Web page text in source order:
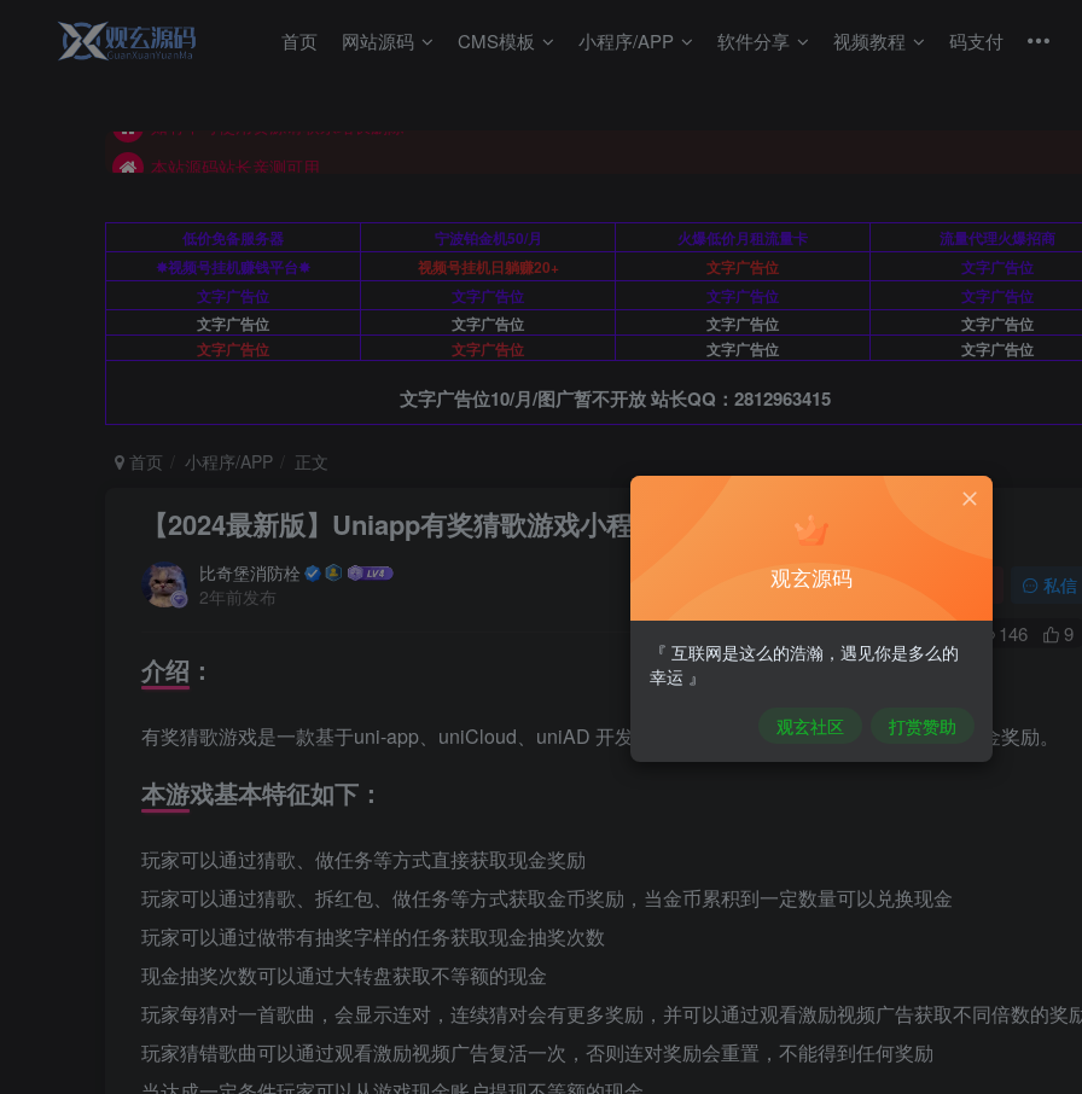
首页 网站源码 CMS模板 小程序/APP 软件分享 视频教程 码支付
如有不可使用资源请联系站长删除
低价免备服务器 宁波铂金机50/月 火爆低价月租流量卡
流量代理火爆招商
✸视频号挂机赚钱平台✸
视频号挂机日躺赚20+ 文字广告位
文字广告位
文字广告位
文字广告位 文字广告位
文字广告位
文字广告位
文字广告位 文字广告位
文字广告位
文字广告位
文字广告位 文字广告位 文字广告位
文字广告位10/月/图广暂不开放 站长QQ：2812963415
首页 小程序/APP 正文
【2024最新版】Uniapp有奖猜歌游戏小程序系统源码 带流量主
比奇堡消防栓
2年前发布
私信
146 9
介绍：
有奖猜歌游戏是一款基于uni-app、uniCloud、uniAD 开发的小游戏，通过猜歌曲、观看广告赚取现金奖励。
本游戏基本特征如下：
玩家可以通过猜歌、做任务等方式直接获取现金奖励
玩家可以通过猜歌、拆红包、做任务等方式获取金币奖励，当金币累积到一定数量可以兑换现金
玩家可以通过做带有抽奖字样的任务获取现金抽奖次数
现金抽奖次数可以通过大转盘获取不等额的现金
玩家每猜对一首歌曲，会显示连对，连续猜对会有更多奖励，并可以通过观看激励视频广告获取不同倍数的奖
玩家猜错歌曲可以通过观看激励视频广告复活一次，否则连对奖励会重置，不能得到任何奖励
观玄源码
『 互联网是这么的浩瀚，遇见你是多么的
幸运 』
观玄社区 打赏赞助